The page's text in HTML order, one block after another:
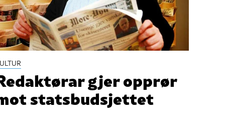
gjer opprør
statsbudsjettet